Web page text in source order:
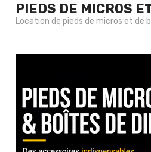
PIEDS DE MICROS
Location de pieds de micros et